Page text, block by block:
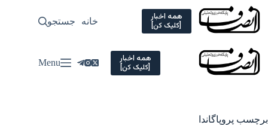
Skip
content
همه اخبار
[کلیک کن] خانه سیاسی
جستجو
همه اخبار
[کلیک کن] Menu
برچسب پروپاگاندا